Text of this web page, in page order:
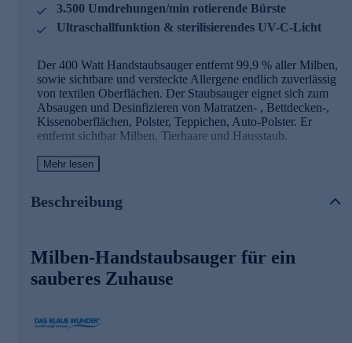
3.500 Umdrehungen/min rotierende Bürste
Ultraschallfunktion & sterilisierendes UV-C-Licht
Der 400 Watt Handstaubsauger entfernt 99,9 % aller Milben,
sowie sichtbare und versteckte Allergene endlich zuverlässig
von textilen Oberflächen. Der Staubsauger eignet sich zum
Absaugen und Desinfizieren von Matratzen- , Bettdecken-,
Kissenoberflächen, Polster, Teppichen, Auto-Polster. Er
entfernt sichtbar Milben, Tierhaare und Hausstaub.
Das kann Ihr neuer Milben-Handstaubsauger
• 500 ml Kapazität Behälter
• Entfernt 99,9 % aller Milben
• Ultraschall-Funktion
• 55°C Wärme Funktion
• Mit HEPA Filter
• 2- Kammer-Filtersystem
Mehr lesen
Beschreibung
Milben-Handstaubsauger für ein
sauberes Zuhause